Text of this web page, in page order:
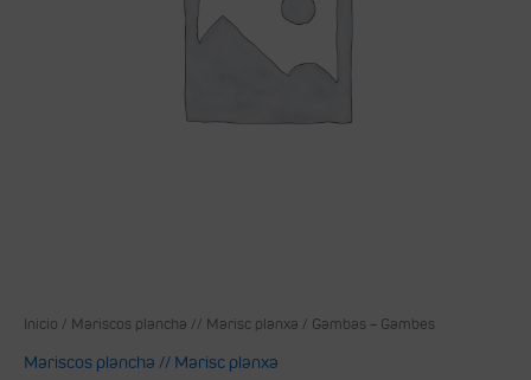
Inicio / Mariscos plancha // Marisc planxa / Gambas – Gambes
Mariscos plancha // Marisc planxa